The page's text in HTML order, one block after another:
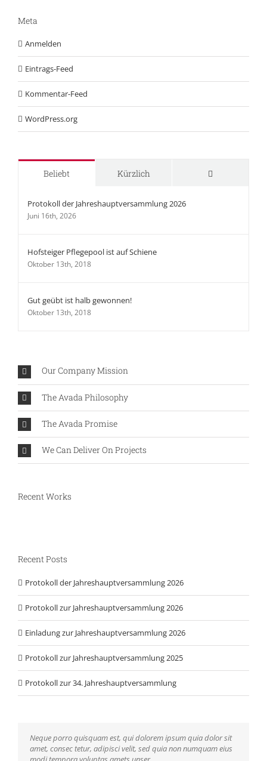
Meta
Anmelden
Eintrags-Feed
Kommentar-Feed
WordPress.org
Beliebt Kürzlich
Protokoll der Jahreshauptversammlung 2026
Juni 16th, 2026
Hofsteiger Pflegepool ist auf Schiene
Oktober 13th, 2018
Gut geübt ist halb gewonnen!
Oktober 13th, 2018
Our Company Mission
The Avada Philosophy
The Avada Promise
We Can Deliver On Projects
Recent Works
Recent Posts
Protokoll der Jahreshauptversammlung 2026
Protokoll zur Jahreshauptversammlung 2026
Einladung zur Jahreshauptversammlung 2026
Protokoll zur Jahreshauptversammlung 2025
Protokoll zur 34. Jahreshauptversammlung
Neque porro quisquam est, qui dolorem ipsum quia dolor sit
amet, consec tetur, adipisci velit, sed quia non numquam eius
Aliquam erat volutpat. Quisque at est id ligula facilisis laoreet
eget pulvinar nibh. Suspendisse at ultrices dui. Curabitur ac